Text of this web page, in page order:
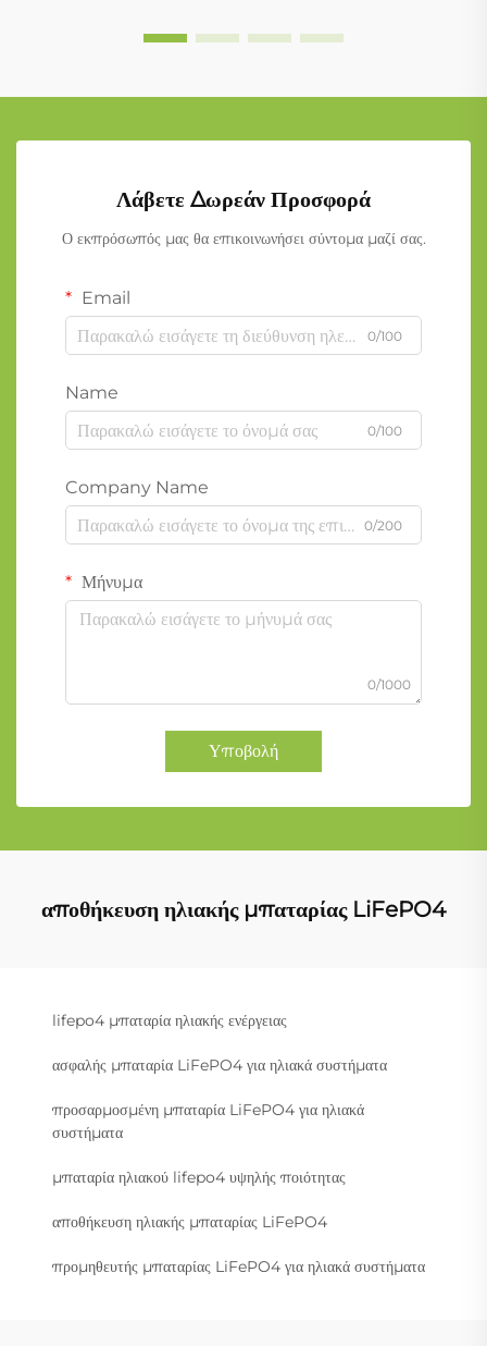
Λάβετε Δωρεάν Προσφορά
Ο εκπρόσωπός μας θα επικοινωνήσει σύντομα μαζί σας.
Email
0/100
Name
0/100
Company Name
0/200
Μήνυμα
0/1000
Υποβολή
αποθήκευση ηλιακής μπαταρίας LiFePO4
lifepo4 μπαταρία ηλιακής ενέργειας
ασφαλής μπαταρία LiFePO4 για ηλιακά συστήματα
προσαρμοσμένη μπαταρία LiFePO4 για ηλιακά
συστήματα
μπαταρία ηλιακού lifepo4 υψηλής ποιότητας
αποθήκευση ηλιακής μπαταρίας LiFePO4
προμηθευτής μπαταρίας LiFePO4 για ηλιακά συστήματα